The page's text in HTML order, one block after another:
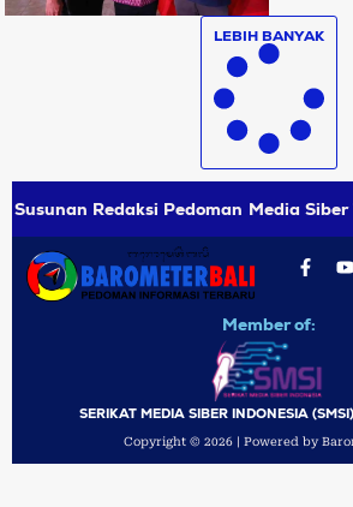
LEBIH BANYAK
Susunan Redaksi Pedoman Media Siber
Member of:
SERIKAT MEDIA SIBER INDONESIA
Copyright © 2026 | Powered by